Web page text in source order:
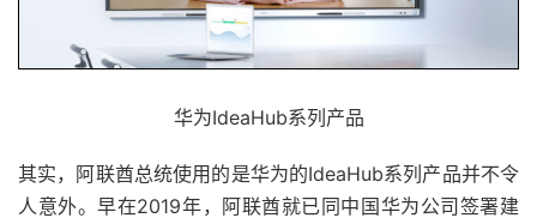
华为IdeaHub系列产品
其实，阿联酋总统使用的是华为的IdeaHub系列产品并不令
人意外。早在2019年，阿联酋就已同中国华为公司签署建